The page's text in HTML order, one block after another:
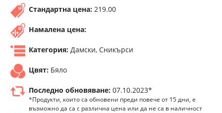
Стандартна цена: 219.00
Намалена цена:
Категория: Дамски, Сникърси
Цвят: Бяло
Последно обновяване: 07.10.2023*
*Продукти, които са обновени преди повече от 15 дни, е
възможно да са с различна цена или да не са в наличност